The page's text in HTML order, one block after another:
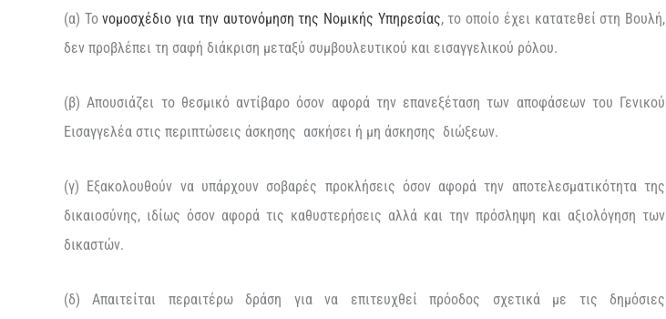
(α) Τονομοσχέδιο για την αυτονόμηση της Νομικής Υπηρεσίας, το οποίο έχει κατατεθεί στη Βουλή,
δεν προβλέπει τη σαφή διάκριση μεταξύ συμβουλευτικού και εισαγγελικού ρόλου.
(β) Απουσιάζει το θεσμικό αντίβαρο όσον αφορά την επανεξέταση των αποφάσεων του Γενικού
Εισαγγελέα στις περιπτώσεις άσκησης ασκήσει ή μη άσκησης διώξεων.
(γ) Εξακολουθούν να υπάρχουν σοβαρές προκλήσεις όσον αφορά την αποτελεσματικότητα της
δικαιοσύνης, ιδίως όσον αφορά τις καθυστερήσεις αλλά και την πρόσληψη και αξιολόγηση των
δικαστών.
(δ) Απαιτείται περαιτέρω δράση για να επιτευχθεί πρόοδος σχετικά με τις δημόσιες